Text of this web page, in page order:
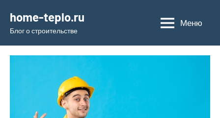
содержимому
home-teplo.ru
Блог о строительстве
Меню